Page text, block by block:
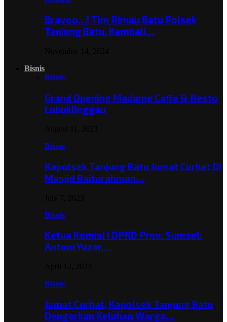
Bravoo…! Tim Rimau Batu Polsek
Tanjung Batu, Kembali…
Bisnis
Bisnis
Grand Opening Madame Caffe & Resto
Lubuklinggau
Bisnis
Kapolsek Tanjung Batu Jumat Curhat Di
Masjid Baiturahman…
Bisnis
Ketua Komisi I DPRD Prov. Sumsel;
Antoni Yuzar,…
Bisnis
Jumat Curhat, Kapolsek Tanjung Batu
Dengarkan Keluhan Warga…